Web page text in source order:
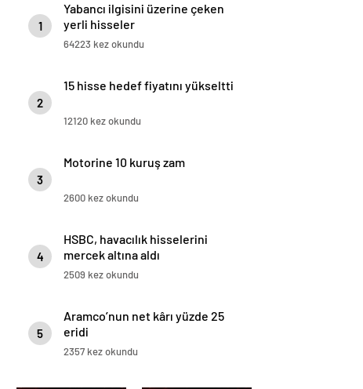
1
Yabancı ilgisini üzerine çeken
yerli hisseler
64223 kez okundu
2
15 hisse hedef fiyatını yükseltti
12120 kez okundu
3
Motorine 10 kuruş zam
2600 kez okundu
4
HSBC, havacılık hisselerini
mercek altına aldı
2509 kez okundu
5
Aramco’nun net kârı yüzde 25
eridi
2357 kez okundu